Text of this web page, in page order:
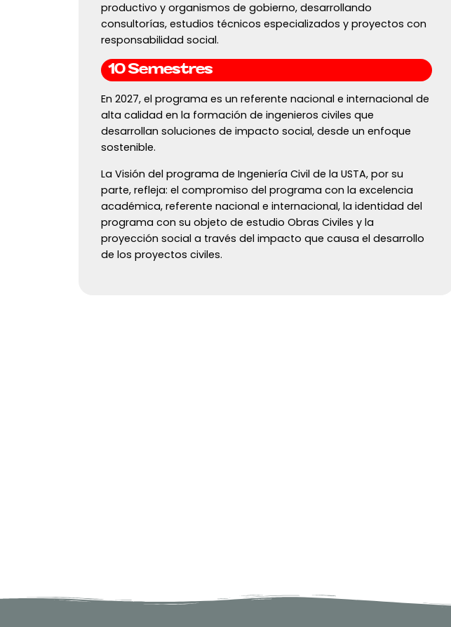
productivo y organismos de gobierno, desarrollando
consultorías, estudios técnicos especializados y proyectos con
responsabilidad social.
10 Semestres
En 2027, el programa es un referente nacional e internacional de
alta calidad en la formación de ingenieros civiles que
desarrollan soluciones de impacto social, desde un enfoque
sostenible.
La Visión del programa de Ingeniería Civil de la USTA, por su
parte, refleja: el compromiso del programa con la excelencia
académica, referente nacional e internacional, la identidad del
programa con su objeto de estudio Obras Civiles y la
proyección social a través del impacto que causa el desarrollo
de los proyectos civiles.